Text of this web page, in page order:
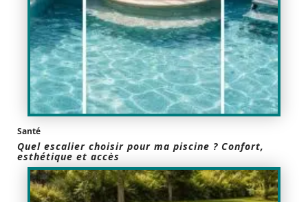
Santé
Quel escalier choisir pour ma piscine ? Confort,
esthétique et accès